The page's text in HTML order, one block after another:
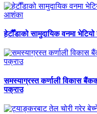
हेटौँडाको सामुदायिक वनमा
समस्याग्रस्त कर्णाली विकास
पक्राउ